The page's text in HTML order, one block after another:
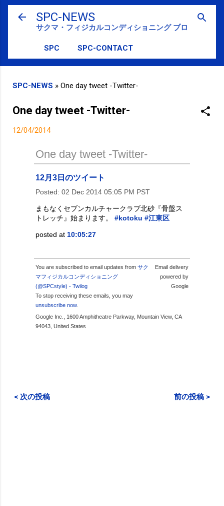
スキップしてメイン コンテンツに移動
SPC-NEWS
サクマ・フィジカルコンディショニング ブログ
SPC SPC-CONTACT
SPC-NEWS » One day tweet -Twitter-
One day tweet -Twitter-
12/04/2014
One day tweet -Twitter-
12月3日のツイート
Posted: 02 Dec 2014 05:05 PM PST
まもなくセブンカルチャークラブ北砂『骨盤ス
トレッチ』始まります。 #kotoku #江東区
posted at 10:05:27
You are subscribed to email updates from サク
マフィジカルコンディショニング
(@SPCstyle) - Twilog
To stop receiving these emails, you may
unsubscribe now.
Email delivery
powered by
Google
Google Inc., 1600 Amphitheatre Parkway, Mountain View, CA
94043, United States
< 次の投稿 前の投稿 >